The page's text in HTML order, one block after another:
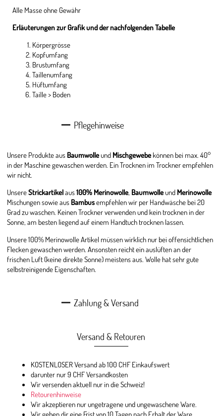
Alle Masse ohne Gewähr
Erläuterungen zur Grafik und der nachfolgenden Tabelle
Körpergrösse
Kopfumfang
Brustumfang
Taillenumfang
Hüftumfang
Taille > Boden
Pflegehinweise
Unsere Produkte aus Baumwolleund Mischgewebe können bei max. 40°
in der Maschine gewaschen werden. Ein Trocknen im Trockner empfehlen
wir nicht.
UnsereStrickartikelaus100% Merinowolle, Baumwolleund Merinowolle
Mischungen sowie aus Bambusempfehlen wir per Handwäsche bei 20
Grad zu waschen. Keinen Trockner verwenden und kein trocknen in der
Sonne, am besten liegend auf einem Handtuch trocknen lassen.
Unsere 100% Merinowolle Artikel müssen wirklich nur bei offensichtlichen
Flecken gewaschen werden. Ansonsten reicht ein auslüften an der
frischen Luft (keine direkte Sonne) meistens aus. Wolle hat sehr gute
selbstreinigende Eigenschaften.
Zahlung & Versand
Versand & Retouren
KOSTENLOSER Versand ab 100 CHF Einkaufswert
darunter nur 9 CHF Versandkosten
Wir versenden aktuell nur in die Schweiz!
Retourenhinweise
Wir akzeptieren nur ungetragene und ungewaschene Ware.
Wir geben dir eine Frist von 10 Tagen nach Erhalt der Ware.